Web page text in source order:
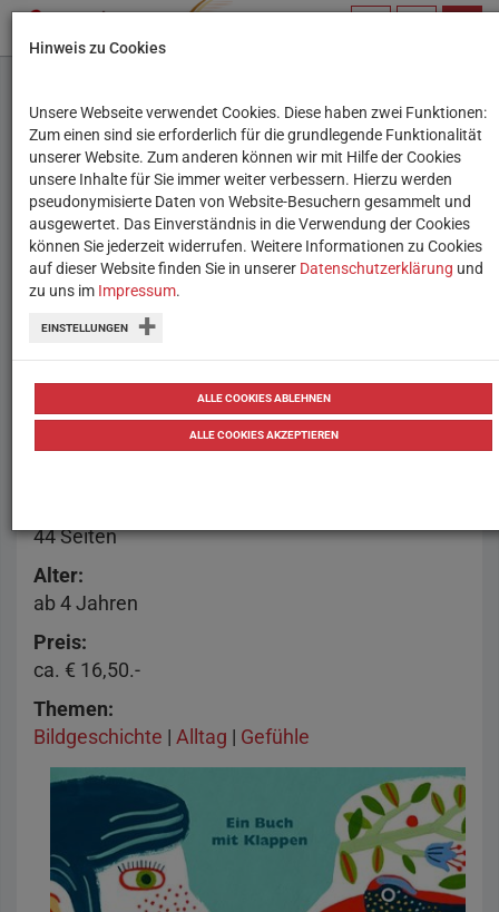
Woran denkst du?
Ein Bilderbuch mit der Möglichkeit,
Klappen zu öffnen und so in die Köpfe
von Menschen hineinzuschauen und
ihre Gefühle und Gedanken zu "sehen".
44 Seiten
Alter
ab 4 Jahren
Preis
ca. € 16,50.-
Themen
Bildgeschichte | Alltag | Gefühle
Hinweis zu Cookies
Unsere Webseite verwendet Cookies. Diese haben zwei Funktionen:
Zum einen sind sie erforderlich für die grundlegende Funktionalität
unserer Website. Zum anderen können wir mit Hilfe der Cookies
unsere Inhalte für Sie immer weiter verbessern. Hierzu werden
pseudonymisierte Daten von Website-Besuchern gesammelt und
ausgewertet. Das Einverständnis in die Verwendung der Cookies
können Sie jederzeit widerrufen. Weitere Informationen zu Cookies
auf dieser Website finden Sie in unserer Datenschutzerklärung und
zu uns im Impressum.
EINSTELLUNGEN
ALLE COOKIES ABLEHNEN
ALLE COOKIES AKZEPTIEREN